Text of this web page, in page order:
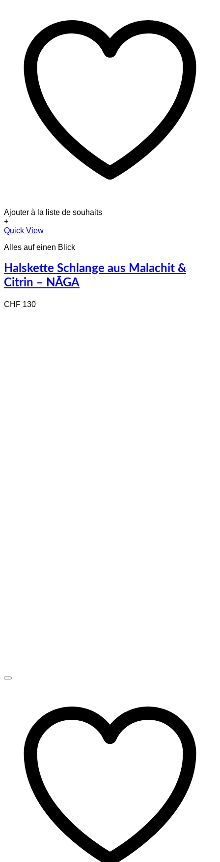
Ajouter à la liste de souhaits
+
Quick View
Alles auf einen Blick
Halskette Schlange aus Malachit &
Citrin – NĀGA
CHF 130